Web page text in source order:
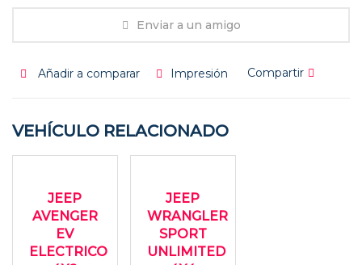
Enviar a un amigo
Añadir a comparar Impresión Compartir
VEHÍCULO RELACIONADO
13000
JEEP
AVENGER
EV
ELECTRICO
0KMS
JEEP
WRANGLER
SPORT
UNLIMITED